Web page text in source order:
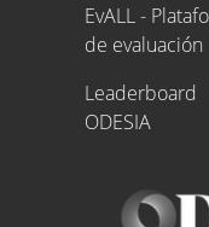
EvALL -
de evaluación
Leaderboard
ODESIA